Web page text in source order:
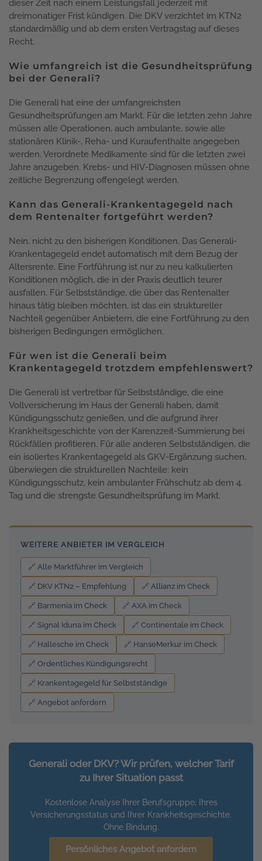
dieser Zeit nach einem Leistungsfall jederzeit mit
dreimonatiger Frist kündigen. Die DKV verzichtet im KTN2
standardmäßig und ab dem ersten Vertragstag auf dieses
Recht.
Wie umfangreich ist die Gesundheitsprüfung
bei der Generali?
Die Generali hat eine der umfangreichsten
Gesundheitsprüfungen am Markt. Für die letzten zehn Jahre
müssen alle Operationen, auch ambulante, sowie alle
stationären Klinik-, Reha- und Kuraufenthalte angegeben
werden. Verordnete Medikamente sind für die letzten zwei
Jahre anzugeben. Krebs- und HIV-Diagnosen müssen ohne
zeitliche Begrenzung offengelegt werden.
Kann das Generali-Krankentagegeld nach
dem Rentenalter fortgeführt werden?
Nein, nicht zu den bisherigen Konditionen. Das Generali-
Krankentagegeld endet automatisch mit dem Bezug der
Altersrente. Eine Fortführung ist nur zu neu kalkulierten
Konditionen möglich, die in der Praxis deutlich teurer
ausfallen. Für Selbstständige, die über das Rentenalter
hinaus tätig bleiben möchten, ist das ein struktureller
Nachteil gegenüber Anbietern, die eine Fortführung zu den
bisherigen Bedingungen ermöglichen.
Für wen ist die Generali beim
Krankentagegeld trotzdem empfehlenswert?
Die Generali ist vertretbar für Selbstständige, die eine
Vollversicherung im Haus der Generali haben, damit
Kündigungsschutz genießen, und die aufgrund ihrer
Krankheitsgeschichte von der Karenzzeit-Summierung bei
Rückfällen profitieren. Für alle anderen Selbstständigen, die
ein isoliertes Krankentagegeld als GKV-Ergänzung suchen,
überwiegen die strukturellen Nachteile: kein
Kündigungsschutz, kein ambulanter Frühschutz ab dem 4.
Tag und die strengste Gesundheitsprüfung im Markt.
WEITERE ANBIETER IM VERGLEICH
🔗 Alle Marktführer im Vergleich
🔗 DKV KTN2 – Empfehlung 🔗 Allianz im Check
🔗 Barmenia im Check 🔗 AXA im Check
🔗 Signal Iduna im Check 🔗 Continentale im Check
🔗 Hallesche im Check 🔗 HanseMerkur im Check
🔗 Ordentliches Kündigungsrecht
🔗 Krankentagegeld für Selbstständige
🔗 Angebot anfordern
Generali oder DKV? Wir prüfen, welcher Tarif
zu Ihrer Situation passt
Kostenlose Analyse Ihrer Berufsgruppe, Ihres
Versicherungsstatus und Ihrer Krankheitsgeschichte.
Ohne Bindung.
Persönliches Angebot anfordern